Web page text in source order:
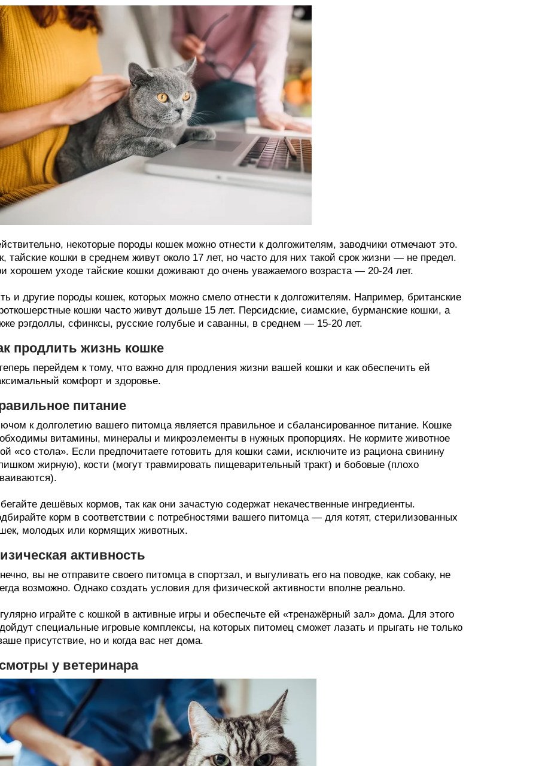
некоторые породы кошек можно отнести к долгожителям, заводчики отмечают это.
тайские кошки в среднем живут около 17 лет, но часто для них такой срок жизни — не предел.
хорошем уходе тайские кошки доживают до очень уважаемого возраста — 20-24 лет.
и другие породы кошек, которых можно смело отнести к долгожителям. Например, британские
кошки часто живут дольше 15 лет. Персидские, сиамские, бурманские кошки, а
рэгдоллы, сфинксы, русские голубые и саванны, в среднем — 15-20 лет.
продлить жизнь кошке
перейдем к тому, что важно для продления жизни вашей кошки и как обеспечить ей
комфорт и здоровье.
питание
к долголетию вашего питомца является правильное и сбалансированное питание. Кошке
витамины, минералы и микроэлементы в нужных пропорциях. Не кормите животное
«со стола». Если предпочитаете готовить для кошки сами, исключите из рациона свинину
жирную), кости (могут травмировать пищеварительный тракт) и бобовые (плохо
дешёвых кормов, так как они зачастую содержат некачественные ингредиенты.
корм в соответствии с потребностями вашего питомца — для котят, стерилизованных
молодых или кормящих животных.
активность
вы не отправите своего питомца в спортзал, и выгуливать его на поводке, как собаку, не
возможно. Однако создать условия для физической активности вполне реально.
играйте с кошкой в активные игры и обеспечьте ей «тренажёрный зал» дома. Для этого
специальные игровые комплексы, на которых питомец сможет лазать и прыгать не только
присутствие, но и когда вас нет дома.
у ветеринара